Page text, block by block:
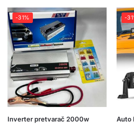
-31%
Inverter pretvarač 2000w
-
Auto